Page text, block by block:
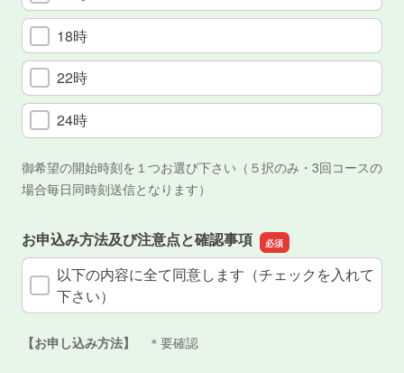
18時
22時
24時
御希望の開始時刻を１つお選び下さい（５択のみ・3回コースの
場合毎日同時刻送信となります）
お申込み方法及び注意点と確認事項
以下の内容に全て同意します（チェックを入れて
下さい）
【お申し込み方法】 ＊要確認